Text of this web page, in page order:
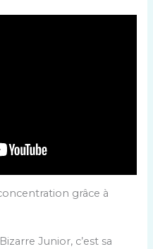
grâce à
Junior, c’est sa